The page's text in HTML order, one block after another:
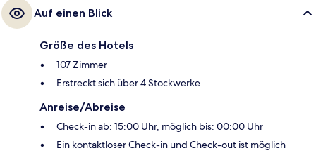
Auf einen Blick
Größe des Hotels
107 Zimmer
Erstreckt sich über 4 Stockwerke
Anreise/Abreise
Check-in ab: 15:00 Uhr, möglich bis: 00:00 Uhr
Ein kontaktloser Check-in und Check-out ist möglich